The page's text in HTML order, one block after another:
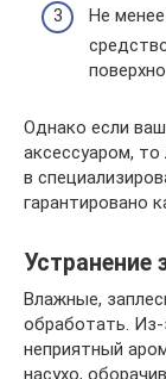
Не
Однако если
аксессуаром,
в
гарантировано
Устранение
Влажные,
обработать. Из-
неприятный
насухо,